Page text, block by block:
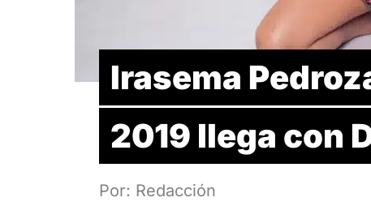
Irasema
2019 llega con
Por: Redacción